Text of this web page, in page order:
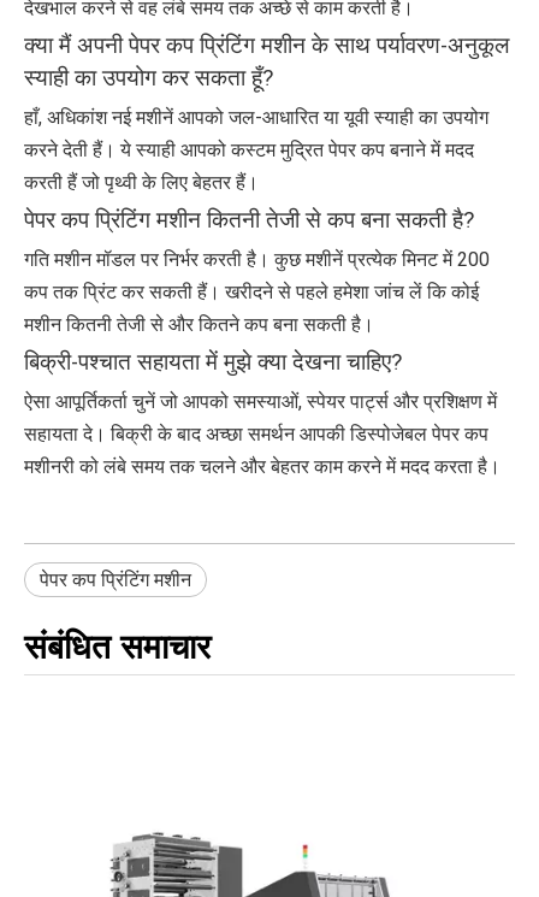
देखभाल करने से वह लंबे समय तक अच्छे से काम करती है।
क्या मैं अपनी पेपर कप प्रिंटिंग मशीन के साथ पर्यावरण-अनुकूल
स्याही का उपयोग कर सकता हूँ?
हाँ, अधिकांश नई मशीनें आपको जल-आधारित या यूवी स्याही का उपयोग
करने देती हैं। ये स्याही आपको कस्टम मुद्रित पेपर कप बनाने में मदद
करती हैं जो पृथ्वी के लिए बेहतर हैं।
पेपर कप प्रिंटिंग मशीन कितनी तेजी से कप बना सकती है?
गति मशीन मॉडल पर निर्भर करती है। कुछ मशीनें प्रत्येक मिनट में 200
कप तक प्रिंट कर सकती हैं। खरीदने से पहले हमेशा जांच लें कि कोई
मशीन कितनी तेजी से और कितने कप बना सकती है।
बिक्री-पश्चात सहायता में मुझे क्या देखना चाहिए?
ऐसा आपूर्तिकर्ता चुनें जो आपको समस्याओं, स्पेयर पार्ट्स और प्रशिक्षण में
सहायता दे। बिक्री के बाद अच्छा समर्थन आपकी डिस्पोजेबल पेपर कप
मशीनरी को लंबे समय तक चलने और बेहतर काम करने में मदद करता है।
पेपर कप प्रिंटिंग मशीन
संबंधित समाचार